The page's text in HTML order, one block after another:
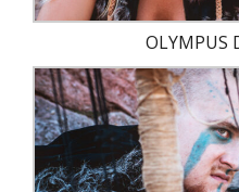
OLYMPUS